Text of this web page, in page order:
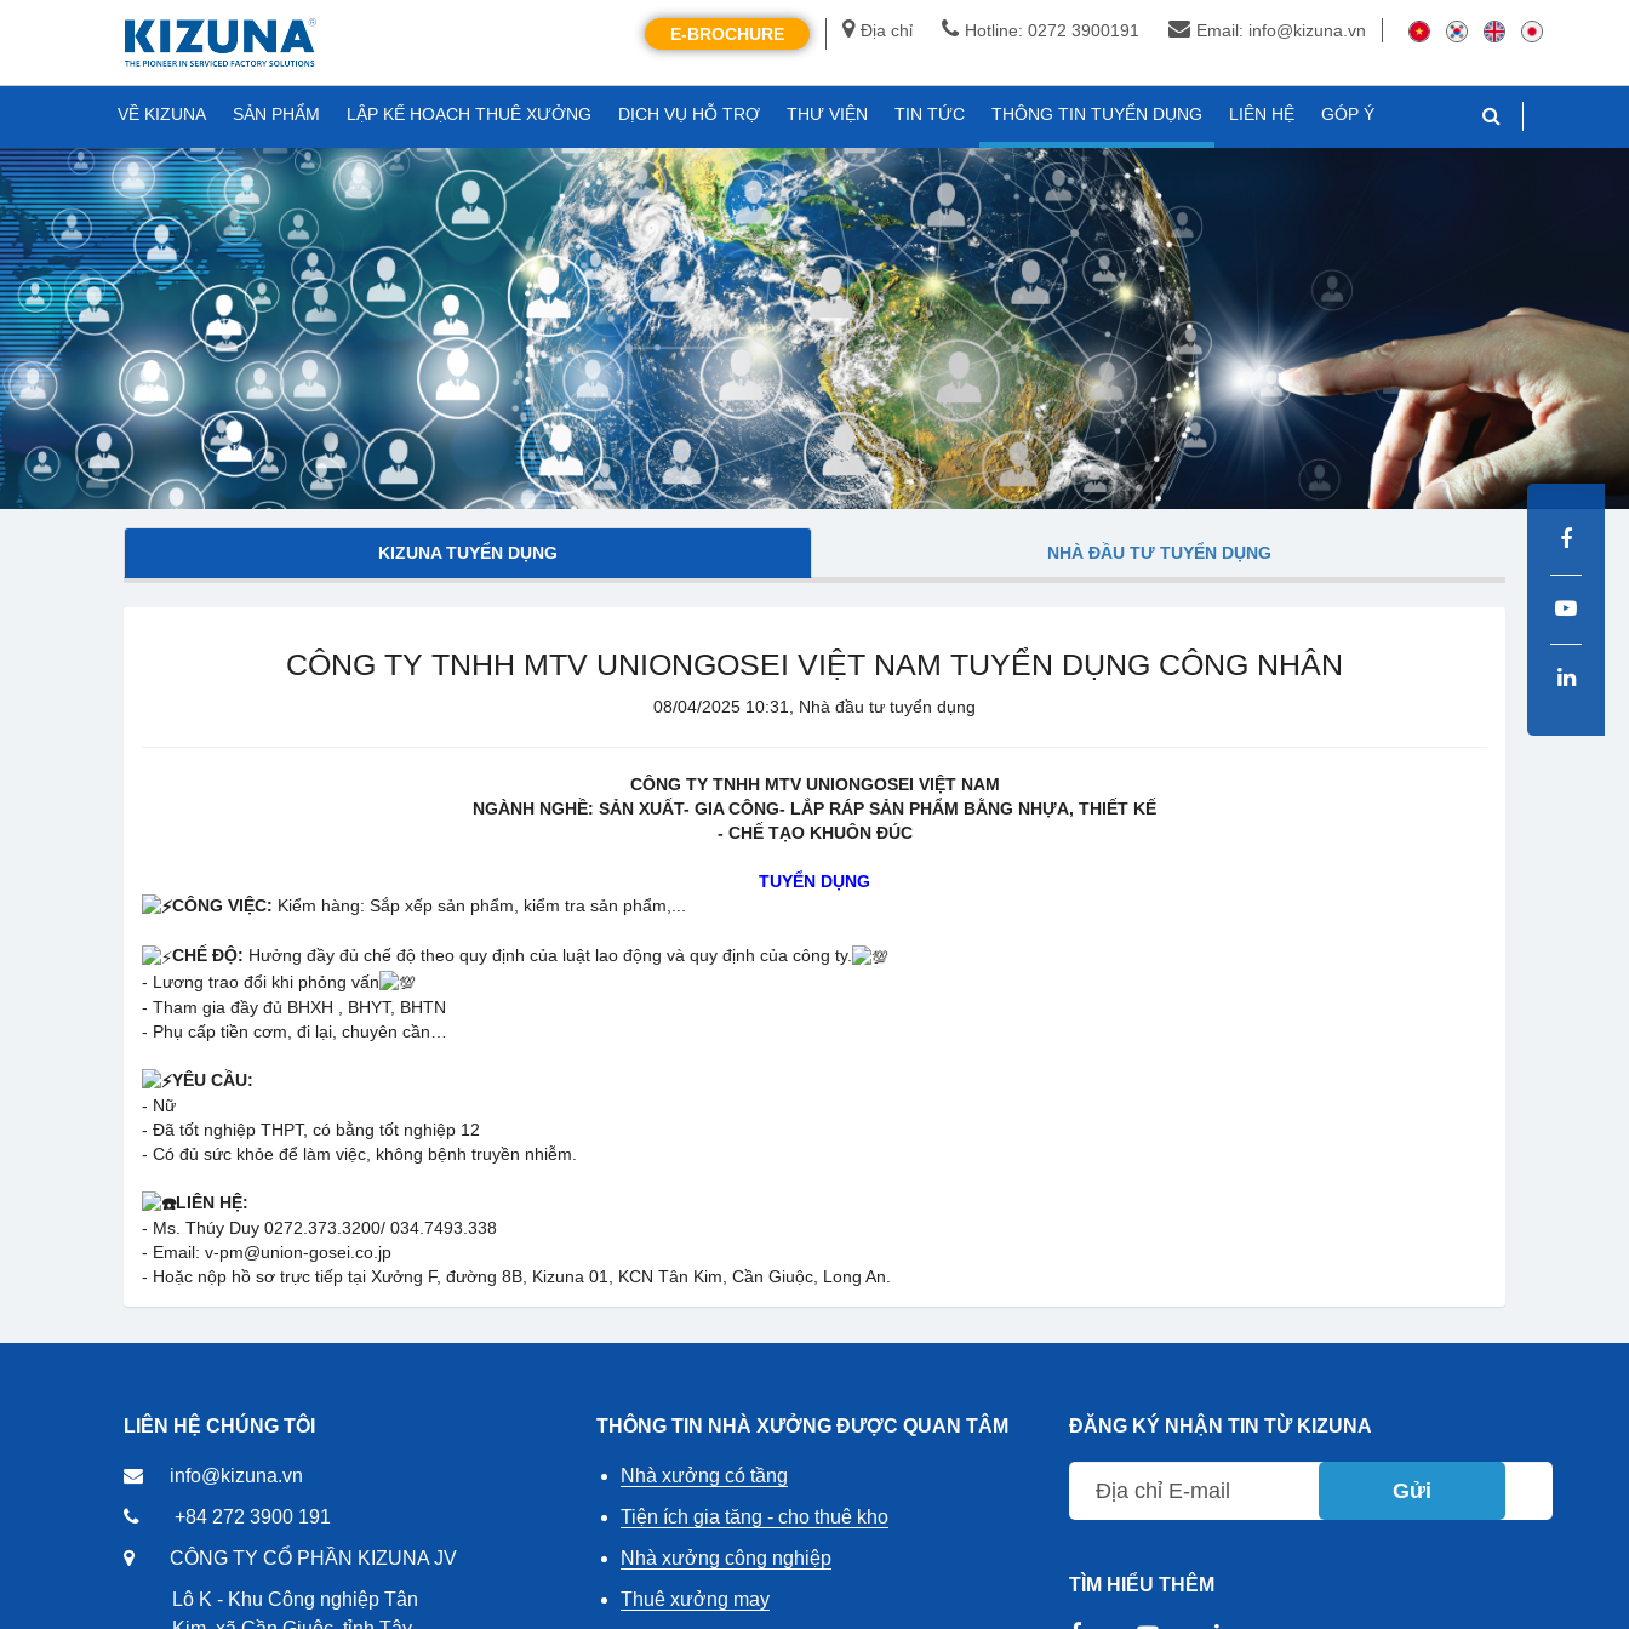
Địa chỉ Hotline: 0272 3900191 Email: info@kizuna.vn
E-BROCHURE
VỀ KIZUNA SẢN PHẨM LẬP KẾ HOẠCH THUÊ XƯỞNG DỊCH VỤ HỖ TRỢ THƯ VIỆN TIN TỨC THÔNG TIN TUYỂN DỤNG LIÊN HỆ GÓP Ý
KIZUNA TUYỂN DỤNG NHÀ ĐẦU TƯ TUYỂN DỤNG
CÔNG TY TNHH MTV UNIONGOSEI VIỆT NAM TUYỂN DỤNG CÔNG NHÂN
08/04/2025 10:31, Nhà đầu tư tuyển dụng
CÔNG TY TNHH MTV UNIONGOSEI VIỆT NAM
NGÀNH NGHỀ: SẢN XUẤT- GIA CÔNG- LẮP RÁP SẢN PHẨM BẰNG NHỰA, THIẾT KẾ
- CHẾ TẠO KHUÔN ĐÚC
TUYỂN DỤNG
CÔNG VIỆC: Kiểm hàng: Sắp xếp sản phẩm, kiểm tra sản phẩm,...
CHẾ ĐỘ: Hưởng đầy đủ chế độ theo quy định của luật lao động và quy định của công ty.
- Lương trao đổi khi phỏng vấn
- Tham gia đầy đủ BHXH , BHYT, BHTN
- Phụ cấp tiền cơm, đi lại, chuyên cần…
YÊU CẦU:
- Nữ
- Đã tốt nghiệp THPT, có bằng tốt nghiệp 12
- Có đủ sức khỏe để làm việc, không bệnh truyền nhiễm.
LIÊN HỆ:
- Ms. Thúy Duy 0272.373.3200/ 034.7493.338
- Email: v-pm@union-gosei.co.jp
- Hoặc nộp hồ sơ trực tiếp tại Xưởng F, đường 8B, Kizuna 01, KCN Tân Kim, Cần Giuộc, Long An.
LIÊN HỆ CHÚNG TÔI
info@kizuna.vn
+84 272 3900 191
CÔNG TY CỔ PHẦN KIZUNA JV
Lô K - Khu Công nghiệp Tân
THÔNG TIN NHÀ XƯỞNG ĐƯỢC QUAN TÂM
Nhà xưởng có tầng
Tiện ích gia tăng - cho thuê kho
Nhà xưởng công nghiệp
Thuê xưởng may
ĐĂNG KÝ NHẬN TIN TỪ KIZUNA
Gửi
TÌM HIỂU THÊM